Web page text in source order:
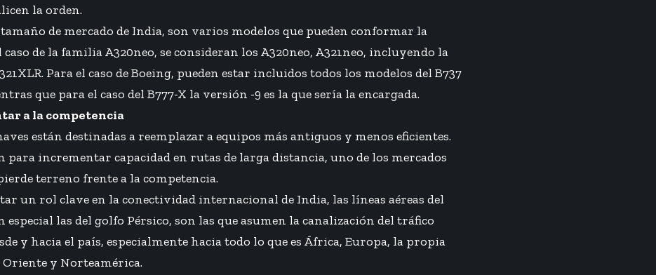
la orden.
de mercado de India, son varios modelos que pueden conformar la
de la familia A320neo, se consideran los A320neo, A321neo, incluyendo la
Para el caso de Boeing, pueden estar incluidos todos los modelos del B737
que para el caso del B777-X la versión -9 es la que sería la encargada.
a la competencia
están destinadas a reemplazar a equipos más antiguos y menos eficientes.
para incrementar capacidad en rutas de larga distancia, uno de los mercados
terreno frente a la competencia.
un rol clave en la conectividad internacional de India, las líneas aéreas del
especial las del golfo Pérsico, son las que asumen la canalización del tráfico
y hacia el país, especialmente hacia todo lo que es África, Europa, la propia
y Norteamérica.